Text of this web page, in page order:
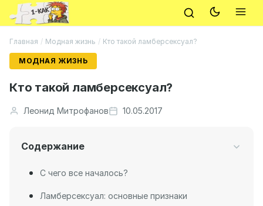
Главная / Модная жизнь / Кто такой ламберсексуал?
МОДНАЯ ЖИЗНЬ
Кто такой ламберсексуал?
Леонид Митрофанов 10.05.2017
Содержание
С чего все началось?
Ламберсексуал: основные признаки